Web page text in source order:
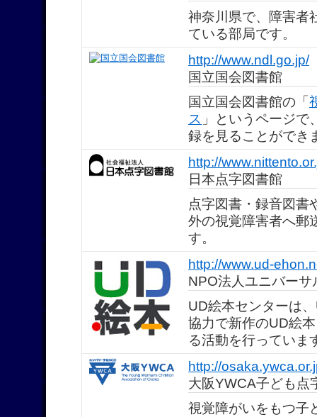
神奈川県で、障害者
ている部局です。
http://www.ndl.go.jp/
国立国会図書館
国立国会図書館の「
ス 」というページ
録を見ることができ
http://
日本点字図書館
点字図書・録音図書
外の視覚障害者へ郵
す。
http://www.ud-
NPO法人ユニバー
UD絵本センターは
協力で新作のUD絵
る活動を行っていま
http://
大阪YWCA子ども点
視覚障がいをもつ子